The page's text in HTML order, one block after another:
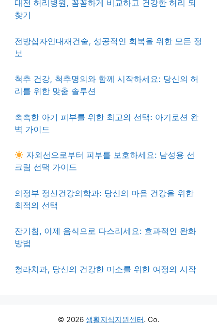
대전 허리병원, 꼼꼼하게 비교하고 건강한 허리 되
찾기
전방십자인대재건술, 성공적인 회복을 위한 모든 정
보
척추 건강, 척추명의와 함께 시작하세요: 당신의 허
리를 위한 맞춤 솔루션
촉촉한 아기 피부를 위한 최고의 선택: 아기로션 완
벽 가이드
자외선으로부터 피부를 보호하세요: 남성용 선
크림 선택 가이드
의정부 정신건강의학과: 당신의 마음 건강을 위한
최적의 선택
잔기침, 이제 음식으로 다스리세요: 효과적인 완화
방법
청라치과, 당신의 건강한 미소를 위한 여정의 시작
© 2026 생활지식지원센터. Co.